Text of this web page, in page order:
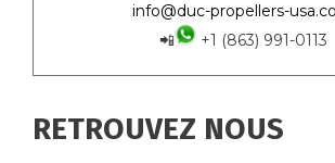
info@duc-propellers-
📲
+1 (863) 991-0113
RETROUVEZ NOUS